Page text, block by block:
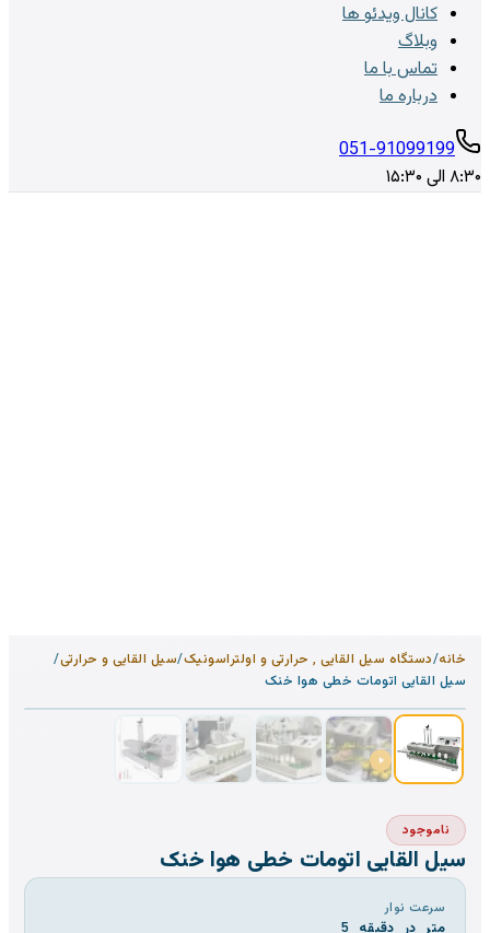
کانال ویدئو ها
وبلاگ
تماس با ما
درباره ما
051-91099199
۸:۳۰ الی ۱۵:۳۰
خانه/دستگاه سیل القایی ٬ حرارتی و اولتراسونیک /سیل القایی و حرارتی/
سیل القایی اتومات خطی هوا خنک
ناموجود
سیل القایی اتومات خطی هوا خنک
سرعت نوار
5 متر در دقیقه